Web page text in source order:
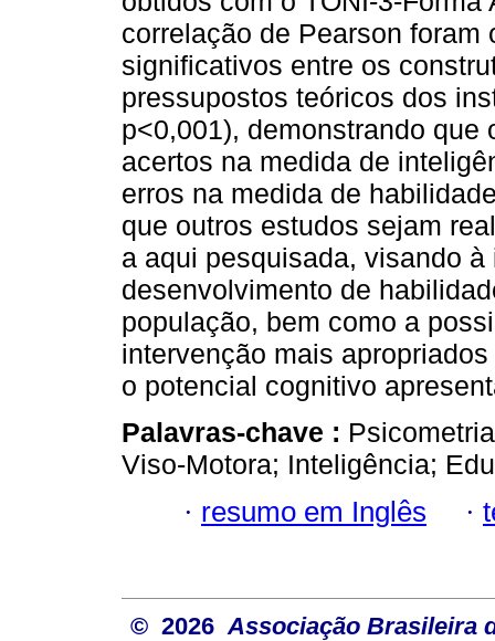
correlação de Pearson
significativos entre os
pressupostos teóricos dos
p<0,001), demonstrando
acertos na medida de
erros na medida de
que outros estudos sejam
a aqui pesquisada, visando
desenvolvimento de
população, bem como a
intervenção mais
o potencial cognitivo
Palavras-chave :
Viso-Motora; Inteligência;
· resumo em Inglês ·
© 2026 Associação Brasileira